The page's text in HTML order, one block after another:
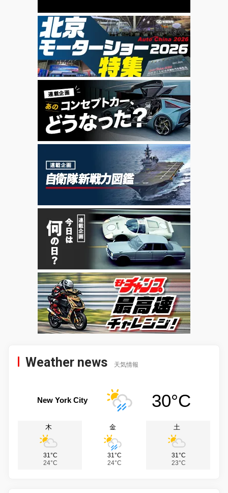
Weather news 天気情報
New York City 30°C
木
31°C
24°C
金
31°C
24°C
土
31°C
23°C